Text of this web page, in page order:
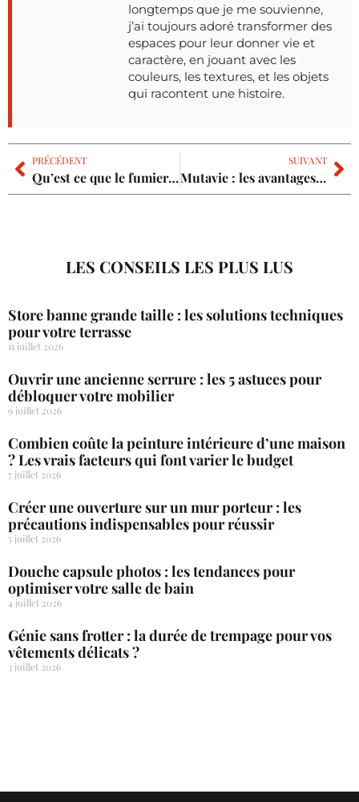
longtemps que je me souvienne,
j’ai toujours adoré transformer des
espaces pour leur donner vie et
caractère, en jouant avec les
couleurs, les textures, et les objets
qui racontent une histoire.
PRÉCÉDENT
Qu’est ce que le fumier de cheval ?
SUIVANT
Mutavie : les avantages pour vos projets et gestion de patrimoine
LES CONSEILS LES PLUS LUS
Store banne grande taille : les solutions techniques
pour votre terrasse
11 juillet 2026
Ouvrir une ancienne serrure : les 5 astuces pour
débloquer votre mobilier
9 juillet 2026
Combien coûte la peinture intérieure d’une maison
? Les vrais facteurs qui font varier le budget
7 juillet 2026
Créer une ouverture sur un mur porteur : les
précautions indispensables pour réussir
5 juillet 2026
Douche capsule photos : les tendances pour
optimiser votre salle de bain
4 juillet 2026
Génie sans frotter : la durée de trempage pour vos
vêtements délicats ?
3 juillet 2026